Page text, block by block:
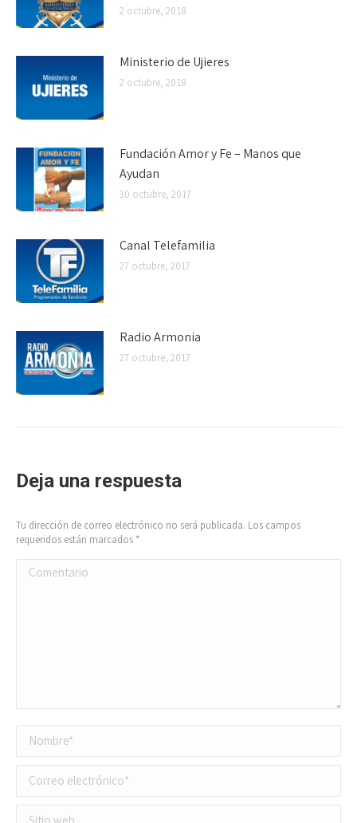
2 octubre, 2018
Ministerio de Ujieres
2 octubre, 2018
Fundación Amor y Fe – Manos que
Ayudan
30 octubre, 2017
Canal Telefamilia
27 octubre, 2017
Radio Armonia
27 octubre, 2017
Deja una respuesta
Tu dirección de correo electrónico no será publicada. Los campos
requeridos están marcados *
Comentario
Nombre *
Correo electrónico *
Sitio web